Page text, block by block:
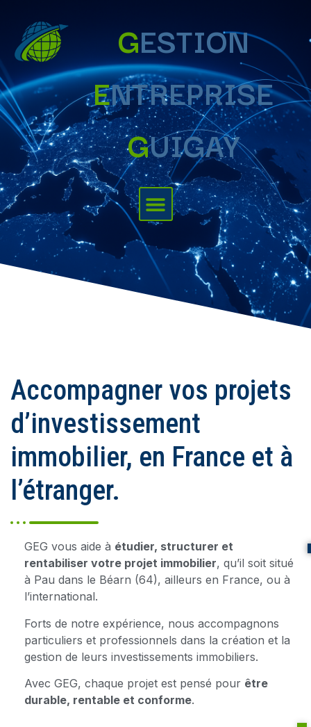
GESTION
ENTREPRISE
GUIGAY
Accompagner vos projets
d’investissement
immobilier, en France et à
l’étranger.
GEG vous aide à étudier, structurer et
rentabiliser votre projet immobilier, qu’il soit situé
à Pau dans le Béarn (64), ailleurs en France, ou à
l’international.
Forts de notre expérience, nous accompagnons
particuliers et professionnels dans la création et la
gestion de leurs investissements immobiliers.
Avec GEG, chaque projet est pensé pour être
durable, rentable et conforme.